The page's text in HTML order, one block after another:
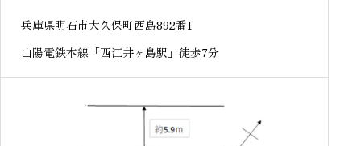
兵庫県明石市大久保町西島892番1
山陽電鉄本線「西江井ヶ島駅」徒歩7分
sold out